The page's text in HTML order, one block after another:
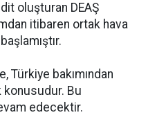
oluşturan DEAŞ
itibaren ortak hava
bakımından
Bu
edecektir.